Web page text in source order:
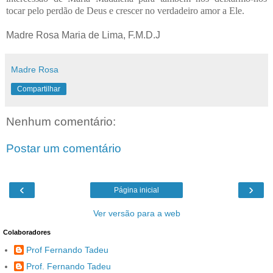
tocar pelo perdão de Deus e crescer no verdadeiro amor a Ele.
Madre Rosa Maria de Lima, F.M.D.J
Madre Rosa
Compartilhar
Nenhum comentário:
Postar um comentário
‹ ›
Página inicial
Ver versão para a web
Colaboradores
Prof Fernando Tadeu
Prof. Fernando Tadeu